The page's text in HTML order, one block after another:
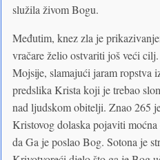
služila živom Bogu.
Međutim, knez zla je
vračare želio ostvariti još veći
Mojsije, slamajući jaram ropstva
predslika Krista koji je trebao
nad ljudskom obitelji. Znao 265
Kristovog dolaska pojaviti
da Ga je poslao Bog. Sotona je